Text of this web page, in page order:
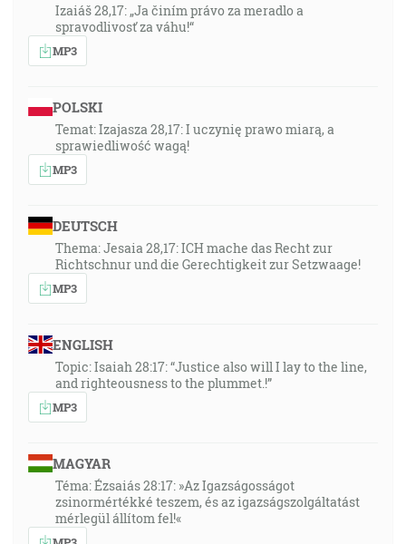
Izaiáš 28,17: „Ja činím právo za meradlo a
spravodlivosť za váhu!“
MP3
POLSKI
Temat: Izajasza 28,17: I uczynię prawo miarą, a
sprawiedliwość wagą!
MP3
DEUTSCH
Thema: Jesaia 28,17: ICH mache das Recht zur
Richtschnur und die Gerechtigkeit zur Setzwaage!
MP3
ENGLISH
Topic: Isaiah 28:17: “Justice also will I lay to the line,
and righteousness to the plummet.!”
MP3
MAGYAR
Téma: Ézsaiás 28:17: »Az Igazságosságot
zsinormértékké teszem, és az igazságszolgáltatást
mérlegül állítom fel!«